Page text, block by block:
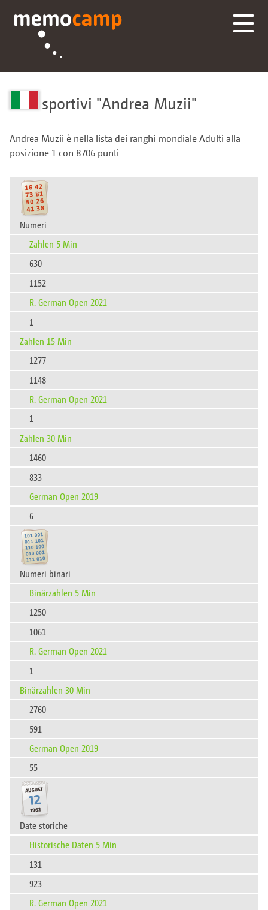
sportivi Andrea Muzii
Andrea Muzii è nella lista dei ranghi mondiale Adulti alla
posizione 1 con 8706 punti
Numeri
Zahlen 5 Min
630
1152
R. German Open 2021
1
Zahlen 15 Min
1277
1148
R. German Open 2021
1
Zahlen 30 Min
1460
833
German Open 2019
6
Numeri binari
Binärzahlen 5 Min
1250
1061
R. German Open 2021
1
Binärzahlen 30 Min
2760
591
German Open 2019
55
Date storiche
Historische Daten 5 Min
131
923
R. German Open 2021